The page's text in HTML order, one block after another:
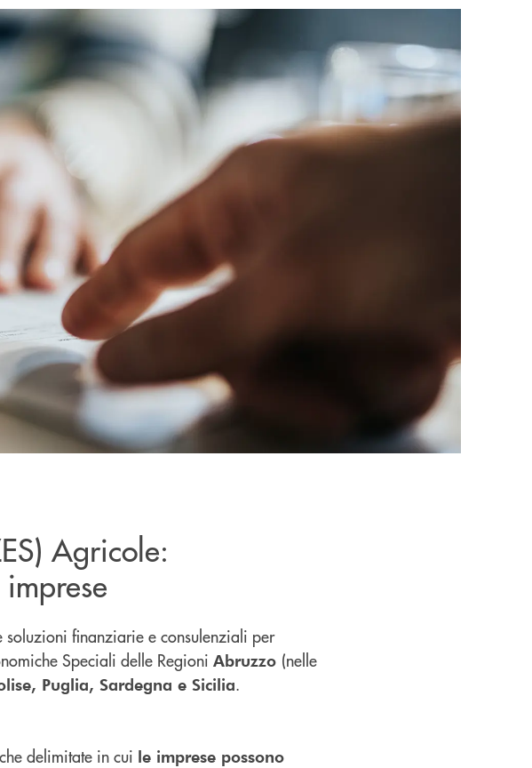
Agricole:
finanziarie e consulenziali per
Speciali delle Regioni Abruzzo (nelle
Puglia, Sardegna e Sicilia.
delimitate in cui le imprese possono